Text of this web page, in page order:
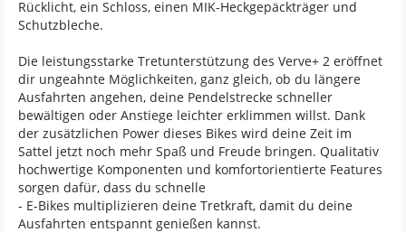
Rücklicht, ein Schloss, einen MIK-Heckgepäckträger und
Schutzbleche.
Die leistungsstarke Tretunterstützung des Verve+ 2 eröffnet
dir ungeahnte Möglichkeiten, ganz gleich, ob du längere
Ausfahrten angehen, deine Pendelstrecke schneller
bewältigen oder Anstiege leichter erklimmen willst. Dank
der zusätzlichen Power dieses Bikes wird deine Zeit im
Sattel jetzt noch mehr Spaß und Freude bringen. Qualitativ
hochwertige Komponenten und komfortorientierte Features
sorgen dafür, dass du schnelle
- E-Bikes multiplizieren deine Tretkraft, damit du deine
Ausfahrten entspannt genießen kannst.